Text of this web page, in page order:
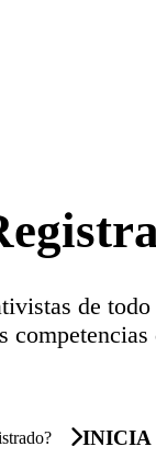
de
INICIA